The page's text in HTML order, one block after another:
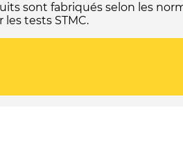
sont fabriqués selon les
tests STMC.